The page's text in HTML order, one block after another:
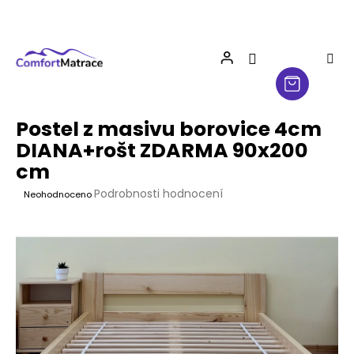
Postel z masivu borovice 4cm
DIANA+rošt ZDARMA 90x200
cm
Průměrné
je
5
hvězdiček.
NeohodnocenoPodrobnosti hodnocení